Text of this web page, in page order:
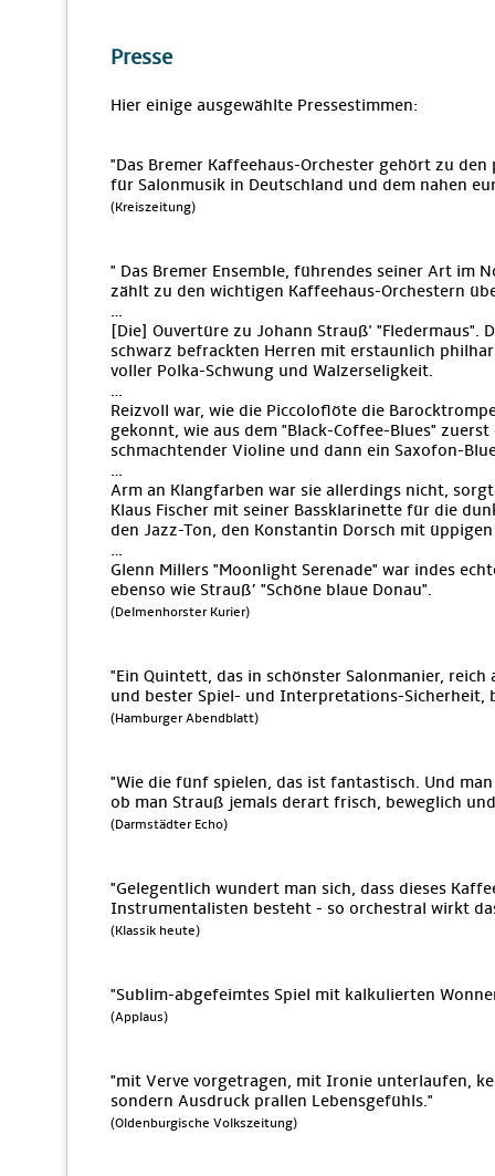
Presse
Hier einige ausgewählte Pressestimmen:
"Das Bremer Kaffeehaus-Orchester gehört zu
für Salonmusik in Deutschland und dem nahen
(Kreiszeitung)
" Das Bremer Ensemble, führendes seiner Art im
zählt zu den wichtigen Kaffeehaus-Orchestern
…
[Die] Ouvertüre zu Johann Strauß' "Fledermaus".
schwarz befrackten Herren mit erstaunlich
voller Polka-Schwung und Walzerseligkeit.
…
Reizvoll war, wie die Piccoloflöte die
gekonnt, wie aus dem "Black-Coffee-Blues"
schmachtender Violine und dann ein Saxofon-
…
Arm an Klangfarben war sie allerdings nicht,
Klaus Fischer mit seiner Bassklarinette für die
den Jazz-Ton, den Konstantin Dorsch mit
…
Glenn Millers "Moonlight Serenade" war indes
ebenso wie Strauß’ "Schöne blaue Donau".
(Delmenhorster Kurier)
"Ein Quintett, das in schönster Salonmanier, reich
und bester Spiel- und Interpretations-Sicherheit,
(Hamburger Abendblatt)
"Wie die fünf spielen, das ist fantastisch. Und
ob man Strauß jemals derart frisch, beweglich
(Darmstädter Echo)
"Gelegentlich wundert man sich, dass dieses
Instrumentalisten besteht - so orchestral wirkt
(Klassik heute)
"Sublim-abgefeimtes Spiel mit kalkulierten
(Applaus)
"mit Verve vorgetragen, mit Ironie unterlaufen,
sondern Ausdruck prallen Lebensgefühls."
(Oldenburgische Volkszeitung)